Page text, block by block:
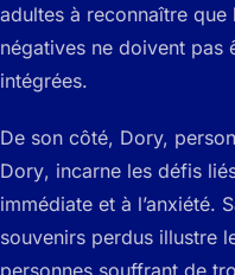
adultes à reconnaître
négatives ne doivent pas
intégrées.
De son côté, Dory,
Dory, incarne les défis
immédiate et à l’anxiété.
souvenirs perdus illustre